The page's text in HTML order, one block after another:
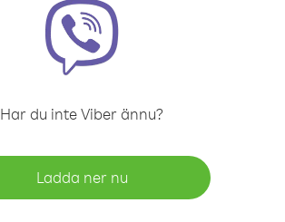
Har du inte Viber ännu?
Ladda ner nu